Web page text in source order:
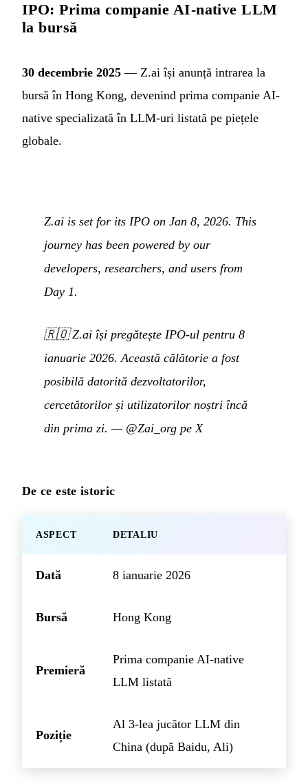
IPO: Prima companie AI-native LLM
la bursă
30 decembrie 2025 — Z.ai își anunță intrarea la
bursă în Hong Kong, devenind prima companie AI-
native specializată în LLM-uri listată pe piețele
globale.
Z.ai is set for its IPO on Jan 8, 2026. This
journey has been powered by our
developers, researchers, and users from
Day 1.
🇷🇴Z.ai își pregătește IPO-ul pentru 8
ianuarie 2026. Această călătorie a fost
posibilă datorită dezvoltatorilor,
cercetătorilor și utilizatorilor noștri încă
din prima zi. — @Zai_org pe X
De ce este istoric
ASPECT DETALIU
Dată 8 ianuarie 2026
Bursă Hong Kong
Premieră
Prima companie AI-native
LLM listată
Poziție
Al 3-lea jucător LLM din
China (după Baidu, Ali)